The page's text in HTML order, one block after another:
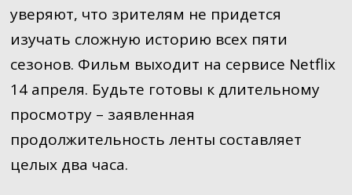
уверяют, что зрителям не придется
изучать сложную историю всех пяти
сезонов. Фильм выходит на сервисе Netflix
14 апреля. Будьте готовы к длительному
просмотру – заявленная
продолжительность ленты составляет
целых два часа.